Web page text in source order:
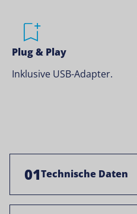
Plug & Play
Inklusive USB-Adapter.
01Technische Daten